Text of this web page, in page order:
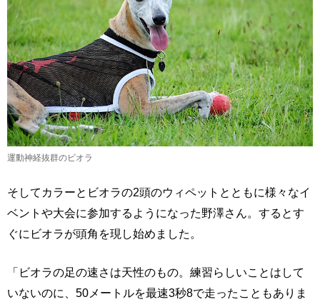
運動神経抜群のビオラ
そしてカラーとビオラの2頭のウィペットとともに様々なイ
ベントや大会に参加するようになった野澤さん。するとす
ぐにビオラが頭角を現し始めました。
「ビオラの足の速さは天性のもの。練習らしいことはして
いないのに、50メートルを最速3秒8で走ったこともありま